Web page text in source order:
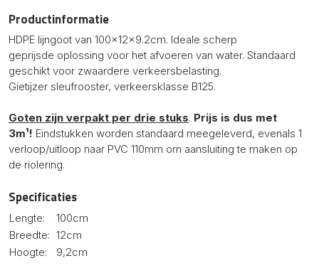
Productinformatie
HDPE lijngoot van 100x12x9.2cm. Ideale scherp
geprijsde oplossing voor het afvoeren van water. Standaard
geschikt voor zwaardere verkeersbelasting.
Gietijzer sleufrooster, verkeersklasse B125.
Goten zijn verpakt per drie stuks. Prijs is dus met
3m¹! Eindstukken worden standaard meegeleverd, evenals 1
verloop/uitloop naar PVC 110mm om aansluiting te maken op
de riolering.
Specificaties
Lengte:
100cm
Breedte: 12cm
Hoogte:
9,2cm